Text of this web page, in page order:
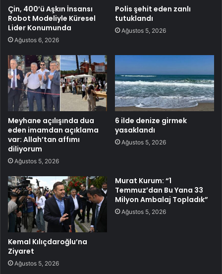
Çin, 400’ü Aşkın İnsansı
Robot Modeliyle Küresel
Lider Konumunda
Ağustos 6, 2026
Polis şehit eden zanlı
tutuklandı
Ağustos 5, 2026
Meyhane açılışında dua
eden imamdan açıklama
var: Allah’tan affımı
diliyorum
Ağustos 5, 2026
6 ilde denize girmek
yasaklandı
Ağustos 5, 2026
Kemal Kılıçdaroğlu’na
Ziyaret
Ağustos 5, 2026
Murat Kurum: “1
Temmuz’dan Bu Yana 33
Milyon Ambalaj Topladık”
Ağustos 5, 2026